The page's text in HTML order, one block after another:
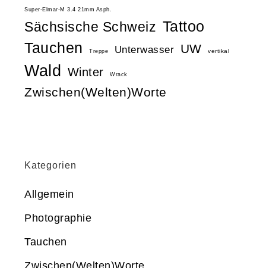
Super-Elmar-M 3.4 21mm Asph.
Sächsische Schweiz Tattoo
Tauchen
Treppe Unterwasser UW vertikal
Wald Winter Wrack
Zwischen(Welten)Worte
Kategorien
Allgemein
Photographie
Tauchen